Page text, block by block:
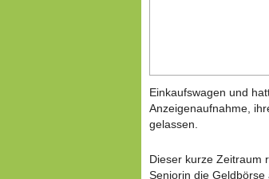
Einkaufswagen und
Anzeigenaufnahme,
gelassen.
Dieser kurze Zeitraum
Seniorin die